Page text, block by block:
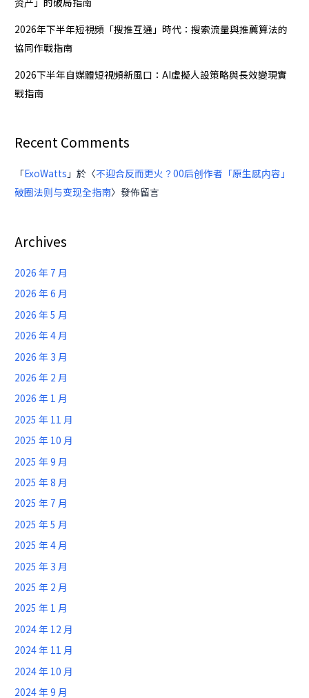
長
變
現
實
戰
指
2026年下半年短視頻「搜推互通」時代：搜索流量與推薦算法的
協同作戰指南
2026下半年自媒體短視頻新風口：AI虛擬人設策略與長效變現實
戰指南
Recent Comments
「ExoWatts 」於〈不迎合反而更火？00后创作者「原生感内容」
破圈法则与变现全指南〉發佈留言
Archives
2026 年 7 月
2026 年 6 月
2026 年 5 月
2026 年 4 月
2026 年 3 月
2026 年 2 月
2026 年 1 月
2025 年 11 月
2025 年 10 月
2025 年 9 月
2025 年 8 月
2025 年 7 月
2025 年 5 月
2025 年 4 月
2025 年 3 月
2025 年 2 月
2025 年 1 月
2024 年 12 月
2024 年 11 月
2024 年 10 月
2024 年 9 月